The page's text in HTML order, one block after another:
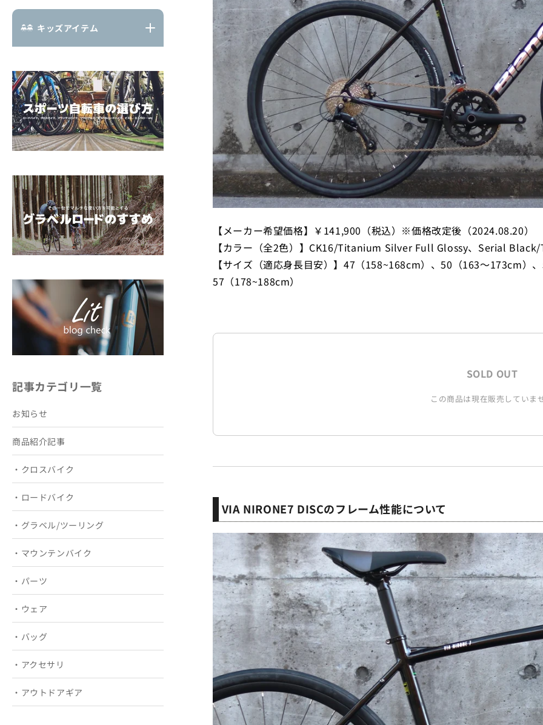
キッズアイテム
記事カテゴリ一覧
お知らせ
商品紹介記事
・クロスバイク
・ロードバイク
・グラベル/ツーリング
・マウンテンバイク
・パーツ
・ウェア
・バッグ
・アクセサリ
・アウトドアギア
【メーカー希望価格】￥141,900（税込） ※価格改定後（2024.08.20）
【カラー（全2色）】CK16/Titanium Silver Full Glossy、Serial
【サイズ（適応身長目安）】47（158~168cm）、50（163～173cm）
57（178~188cm）
SOLD OUT
この商品は現在販売していま
VIA NIRONE7 DISCのフレーム性能について